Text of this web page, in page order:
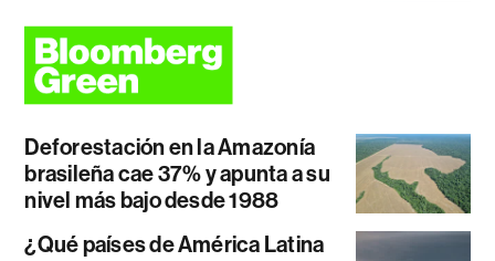
Deforestación en la Amazonía
brasileña cae 37% y apunta a su
nivel más bajo desde 1988
¿Qué países de América Latina